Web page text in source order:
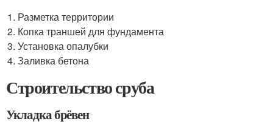
Разметка территории
Копка траншей для фундамента
Установка опалубки
Заливка бетона
Строительство сруба
Укладка брёвен